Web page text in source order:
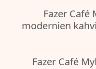
Fazer
modernien
Fazer Café